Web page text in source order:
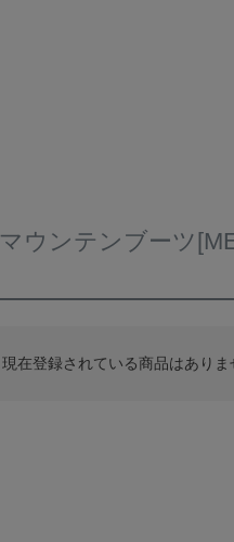
マウンテンブーツ
現在登録されている商品はありま